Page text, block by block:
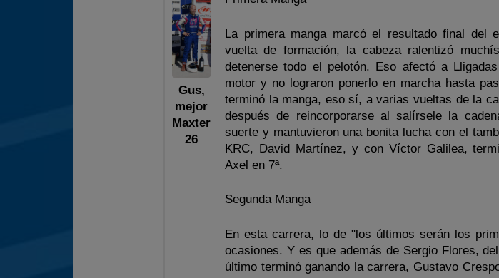
Gus,
mejor
Maxter
26
La primera manga marcó el resultado final del
vuelta de formación, la cabeza ralentizó
detenerse todo el pelotón. Eso afectó a
motor y no lograron ponerlo en marcha hasta
terminó la manga, eso sí, a varias vueltas de la
después de reincorporarse al salírsele la
suerte y mantuvieron una bonita lucha con el
KRC, David Martínez, y con Víctor Galilea,
Axel en 7ª.
Segunda Manga
En esta carrera, lo de "los últimos serán los
ocasiones. Y es que además de Sergio Flores,
último terminó ganando la carrera, Gustavo